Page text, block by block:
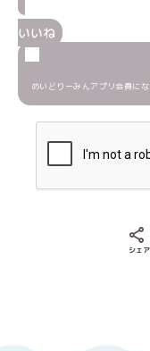
いいね
めいどりーみんアプリ会員に
シェ